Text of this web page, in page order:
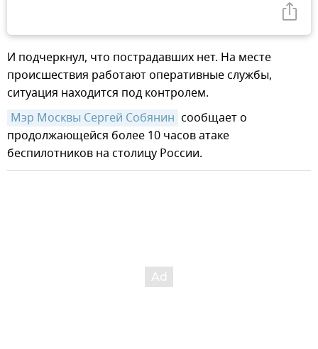
И подчеркнул, что пострадавших нет. На месте
происшествия работают оперативные службы,
ситуация находится под контролем.
Мэр Москвы Сергей Собянин сообщает о
продолжающейся более 10 часов атаке
беспилотников на столицу России.